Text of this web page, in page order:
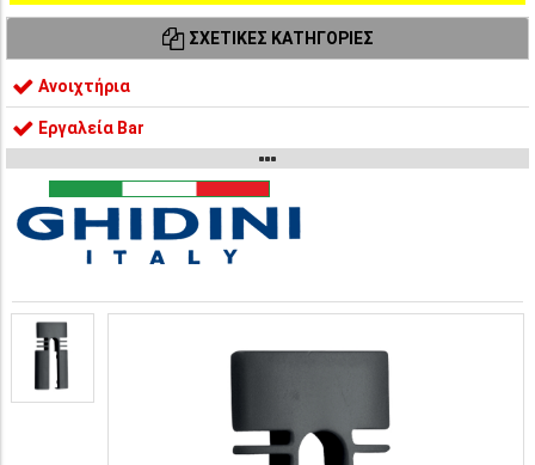
ΣΧΕΤΙΚΈΣ ΚΑΤΗΓΟΡΊΕΣ
Ανοιχτήρια
Εργαλεία Bar